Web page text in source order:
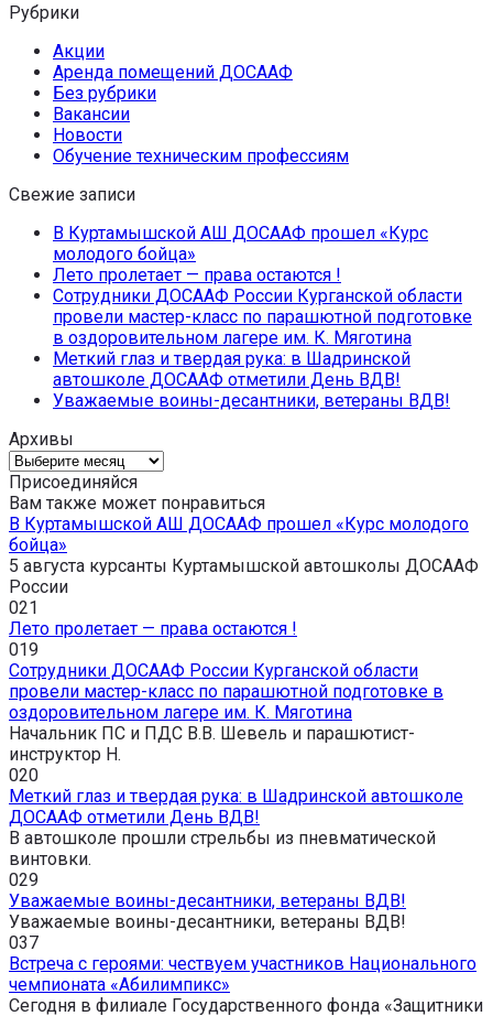
Рубрики
Акции
Аренда помещений ДОСААФ
Без рубрики
Вакансии
Новости
Обучение техническим профессиям
Свежие записи
В Куртамышской АШ ДОСААФ прошел «Курс
молодого бойца»
Лето пролетает — права остаются !
Сотрудники ДОСААФ России Курганской области
провели мастер-класс по парашютной подготовке
в оздоровительном лагере им. К. Мяготина
Меткий глаз и твердая рука: в Шадринской
автошколе ДОСААФ отметили День ВДВ!
Уважаемые воины-десантники, ветераны ВДВ!
Архивы
Архивы
Присоединяйся
Вам также может понравиться
В Куртамышской АШ ДОСААФ прошел «Курс молодого
бойца»
5 августа курсанты Куртамышской автошколы ДОСААФ
России
021
Лето пролетает — права остаются !
019
Сотрудники ДОСААФ России Курганской области
провели мастер-класс по парашютной подготовке в
оздоровительном лагере им. К. Мяготина
Начальник ПС и ПДС В.В. Шевель и парашютист-
инструктор Н.
020
Меткий глаз и твердая рука: в Шадринской автошколе
ДОСААФ отметили День ВДВ!
В автошколе прошли стрельбы из пневматической
винтовки.
029
Уважаемые воины-десантники, ветераны ВДВ!
Уважаемые воины-десантники, ветераны ВДВ!
037
Встреча с героями: чествуем участников Национального
чемпионата «Абилимпикс»
Сегодня в филиале Государственного фонда «Защитники